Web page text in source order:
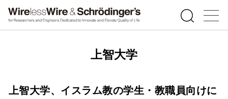
上智大学
上智大学、イスラム教の学生・教職員向けに